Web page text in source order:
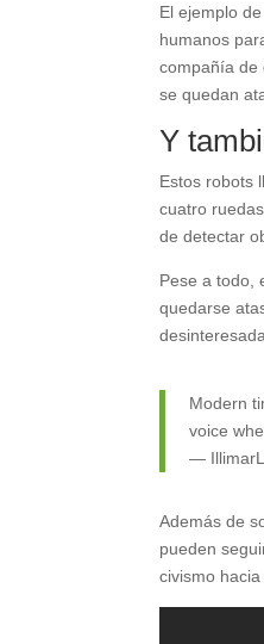
El ejemplo
humanos
compañía de
se quedan
Y
Estos robots
cuatro
de detectar
Pese a todo,
quedarse
Modern
voice
—
Además de
pueden
civismo hacia